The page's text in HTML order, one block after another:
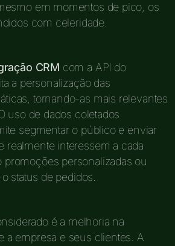
em momentos de pico, os
com celeridade.
CRM com a API do
a personalização das
tornando-as mais relevantes
uso de dados coletados
segmentar o público e enviar
realmente interessem a cada
personalizadas ou
status de pedidos.
é a melhoria na
a empresa e seus clientes. A